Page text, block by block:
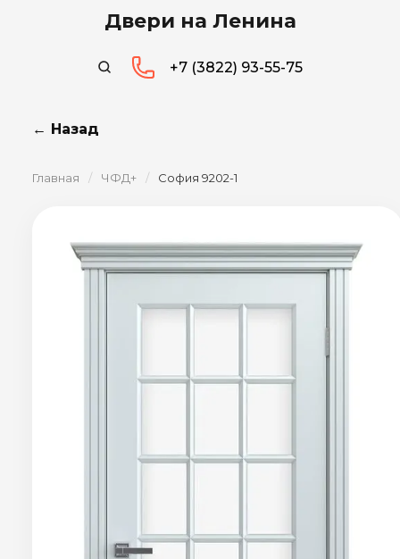
Двери на Ленина
+7 (3822) 93-55-75
← Назад
Главная / ЧФД+ / София 9202-1